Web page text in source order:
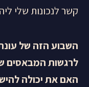
קשר לנכונות שלי
השבוע הזה של
לרגשות המבאסים
האם את יכולה